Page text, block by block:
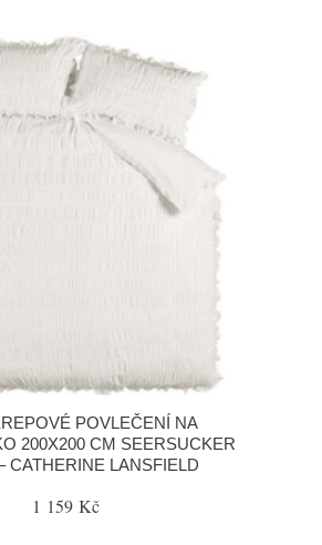
POVLEČENÍ NA
200X200 CM SEERSUCKER
CATHERINE LANSFIELD
1 159 Kč